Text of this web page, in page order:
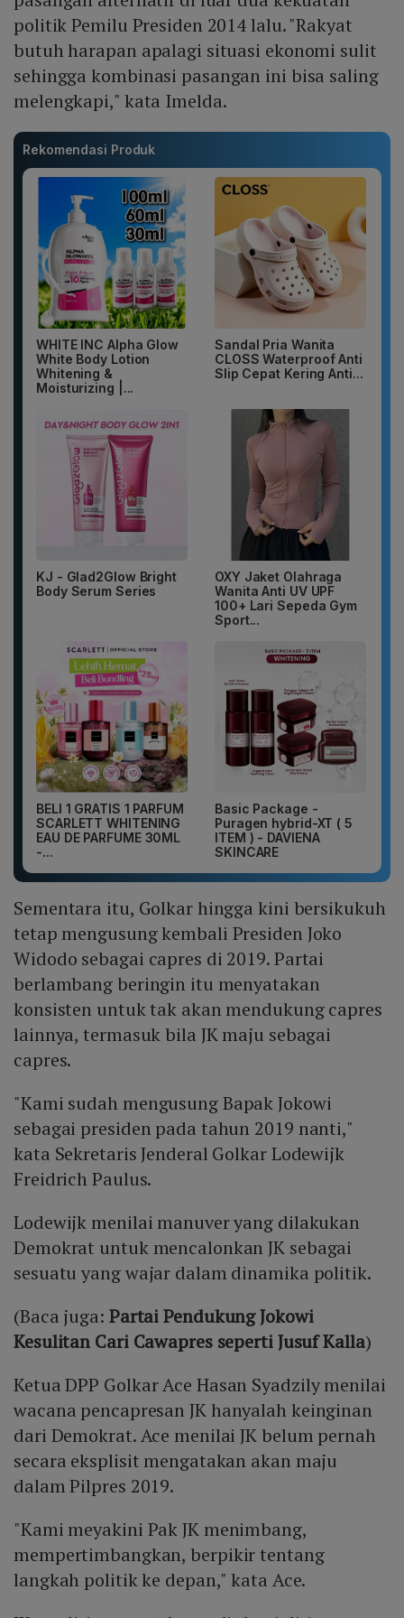
politik Pemilu Presiden 2014 lalu. "Rakyat
butuh harapan apalagi situasi ekonomi sulit
sehingga kombinasi pasangan ini bisa saling
melengkapi," kata Imelda.
Rekomendasi Produk
WHITE INC Alpha Glow
White Body Lotion
Whitening &
Moisturizing |...
Sandal Pria Wanita
CLOSS Waterproof Anti
Slip Cepat Kering Anti...
KJ - Glad2Glow Bright
Body Serum Series
OXY Jaket Olahraga
Wanita Anti UV UPF
100+ Lari Sepeda Gym
Sport...
BELI 1 GRATIS 1 PARFUM
SCARLETT WHITENING
EAU DE PARFUME 30ML
-...
Basic Package -
Puragen hybrid-XT ( 5
ITEM ) - DAVIENA
SKINCARE
Sementara itu, Golkar hingga kini bersikukuh
tetap mengusung kembali Presiden Joko
Widodo sebagai capres di 2019. Partai
berlambang beringin itu menyatakan
konsisten untuk tak akan mendukung capres
lainnya, termasuk bila JK maju sebagai
capres.
"Kami sudah mengusung Bapak Jokowi
sebagai presiden pada tahun 2019 nanti,"
kata Sekretaris Jenderal Golkar Lodewijk
Freidrich Paulus.
Lodewijk menilai manuver yang dilakukan
Demokrat untuk mencalonkan JK sebagai
sesuatu yang wajar dalam dinamika politik.
(Baca juga: Partai Pendukung Jokowi
Kesulitan Cari Cawapres seperti Jusuf Kalla)
Ketua DPP Golkar Ace Hasan Syadzily menilai
wacana pencapresan JK hanyalah keinginan
dari Demokrat. Ace menilai JK belum pernah
secara eksplisit mengatakan akan maju
dalam Pilpres 2019.
"Kami meyakini Pak JK menimbang,
mempertimbangkan, berpikir tentang
langkah politik ke depan," kata Ace.